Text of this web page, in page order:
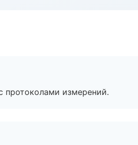
протоколами измерений.